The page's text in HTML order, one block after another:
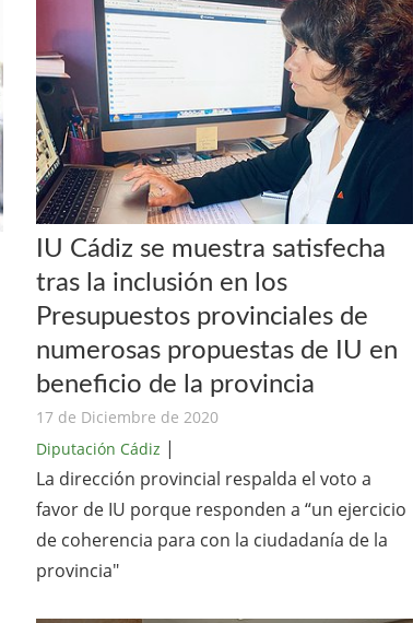
IU Cádiz se muestra satisfecha
tras la inclusión en los
Presupuestos provinciales de
numerosas propuestas de IU en
beneficio de la provincia
17 de Diciembre de 2020
Diputación Cádiz |
La dirección provincial respalda el voto a
favor de IU porque responden a “un ejercicio
de coherencia para con la ciudadanía de la
provincia"